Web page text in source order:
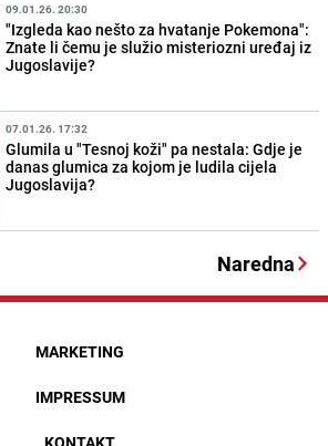
09.01.26. 20:30
"Izgleda kao nešto za hvatanje Pokemona":
Znate li čemu je služio misteriozni uređaj iz
Jugoslavije?
07.01.26. 17:32
Glumila u "Tesnoj koži" pa nestala: Gdje je
danas glumica za kojom je ludila cijela
Jugoslavija?
Naredna
MARKETING
IMPRESSUM